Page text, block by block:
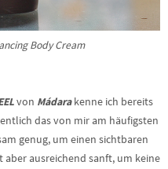
Body Cream
von Mádarakenne ich bereits
das von mir am häufigsten
genug, um einen sichtbaren
aber ausreichend sanft, um keine